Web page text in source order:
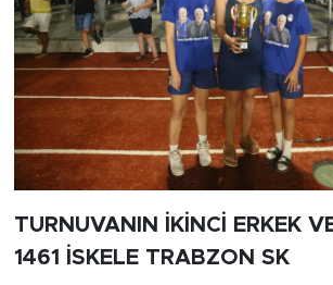
TURNUVANIN İKİNCİ ERKEK
1461 İSKELE TRABZON SK